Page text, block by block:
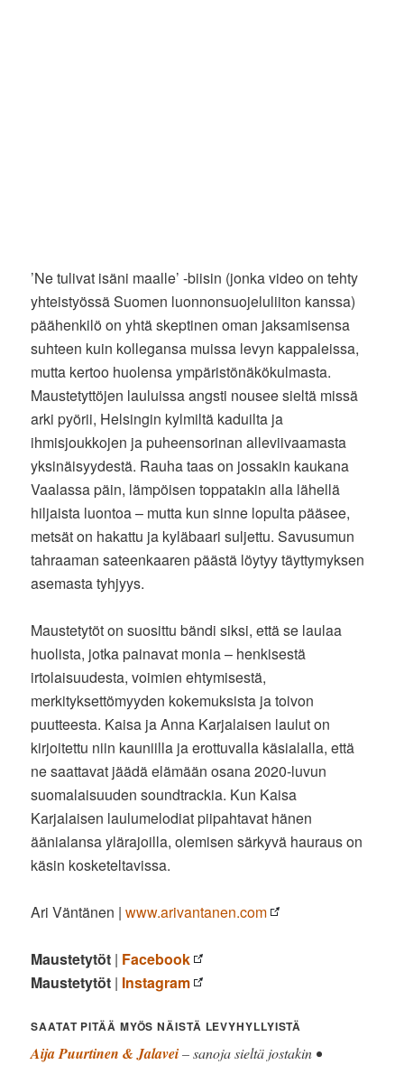
’Ne tulivat isäni maalle’ -biisin (jonka video on tehty
yhteistyössä Suomen luonnonsuojeluliiton kanssa)
päähenkilö on yhtä skeptinen oman jaksamisensa
suhteen kuin kollegansa muissa levyn kappaleissa,
mutta kertoo huolensa ympäristönäkökulmasta.
Maustetyttöjen lauluissa angsti nousee sieltä missä
arki pyörii, Helsingin kylmiltä kaduilta ja
ihmisjoukkojen ja puheensorinan alleviivaamasta
yksinäisyydestä. Rauha taas on jossakin kaukana
Vaalassa päin, lämpöisen toppatakin alla lähellä
hiljaista luontoa – mutta kun sinne lopulta pääsee,
metsät on hakattu ja kyläbaari suljettu. Savusumun
tahraaman sateenkaaren päästä löytyy täyttymyksen
asemasta tyhjyys.
Maustetytöt on suosittu bändi siksi, että se laulaa
huolista, jotka painavat monia – henkisestä
irtolaisuudesta, voimien ehtymisestä,
merkityksettömyyden kokemuksista ja toivon
puutteesta. Kaisa ja Anna Karjalaisen laulut on
kirjoitettu niin kauniilla ja erottuvalla käsialalla, että
ne saattavat jäädä elämään osana 2020-luvun
suomalaisuuden soundtrackia. Kun Kaisa
Karjalaisen laulumelodiat piipahtavat hänen
äänialansa ylärajoilla, olemisen särkyvä hauraus on
käsin kosketeltavissa.
Ari Väntänen |www.arivantanen.com
Maustetytöt | Facebook
Maustetytöt | Instagram
SAATAT PITÄÄ MYÖS NÄISTÄ LEVYHYLLYISTÄ
Aija Puurtinen & Jalavei– sanoja sieltä jostakin •